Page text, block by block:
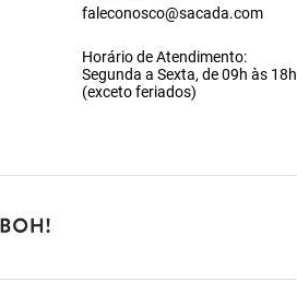
faleconosco@sacada.com
Horário de Atendimento:
Segunda a Sexta, de 09h às 18h
(exceto feriados)